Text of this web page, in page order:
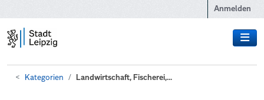
Anmelden
Kategorien Landwirtschaft, Fischerei,...